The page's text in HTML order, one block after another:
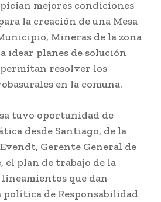
mejores condiciones
la creación de una Mesa
Mineras de la zona
idear planes de solución
resolver los
en la comuna.
tuvo oportunidad de
desde Santiago, de la
Gerente General de
el plan de trabajo de la
que dan
de Responsabilidad